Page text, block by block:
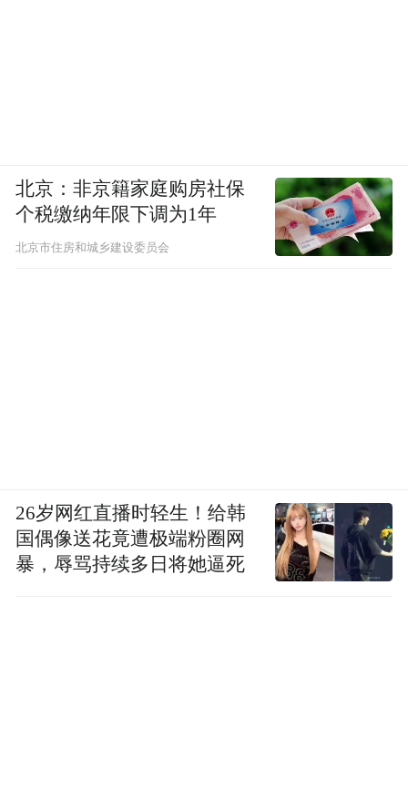
北京：非京籍家庭购房社保
个税缴纳年限下调为1年
北京市住房和城乡建设委员会
26岁网红直播时轻生！给韩
国偶像送花竟遭极端粉圈网
暴，辱骂持续多日将她逼死